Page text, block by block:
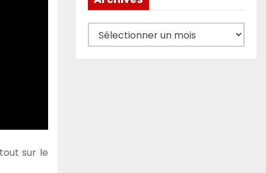
sur le
Archives